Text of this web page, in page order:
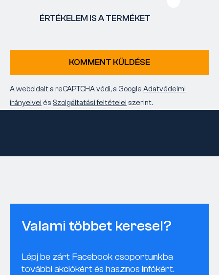
ÉRTÉKELEM IS A TERMÉKET
KOMMENT KÜLDÉSE
A weboldalt a reCAPTCHA védi, a Google Adatvédelmi
irányelvei és Szolgáltatási feltételei szerint.
Valami többet keresel?
Lépj be zárt Facebook csoportunkba
további akciókért és hasznos infókért.